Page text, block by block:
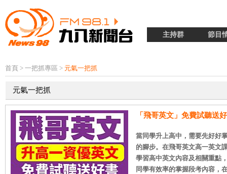
主持群 節目
首頁 > 一把抓專區 > 元氣一把抓
元氣一把抓
「飛哥英文」免費試聽送
當同學升上高中，需要先好好
的腳步。在飛哥英文高一英文
學習高中英文內容及相關重點
同學有效率的掌握段考內容，